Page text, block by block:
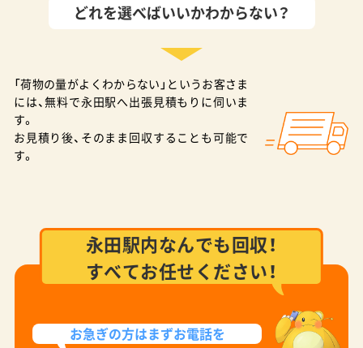
どれを選べばいいかわからない？
「荷物の量がよくわからない」というお客さま
には、無料で永田駅へ出張見積もりに伺いま
す。
お見積り後、そのまま回収することも可能で
す。
永田駅内なんでも回収！
すべてお任せください！
お急ぎの方はまずお電話を